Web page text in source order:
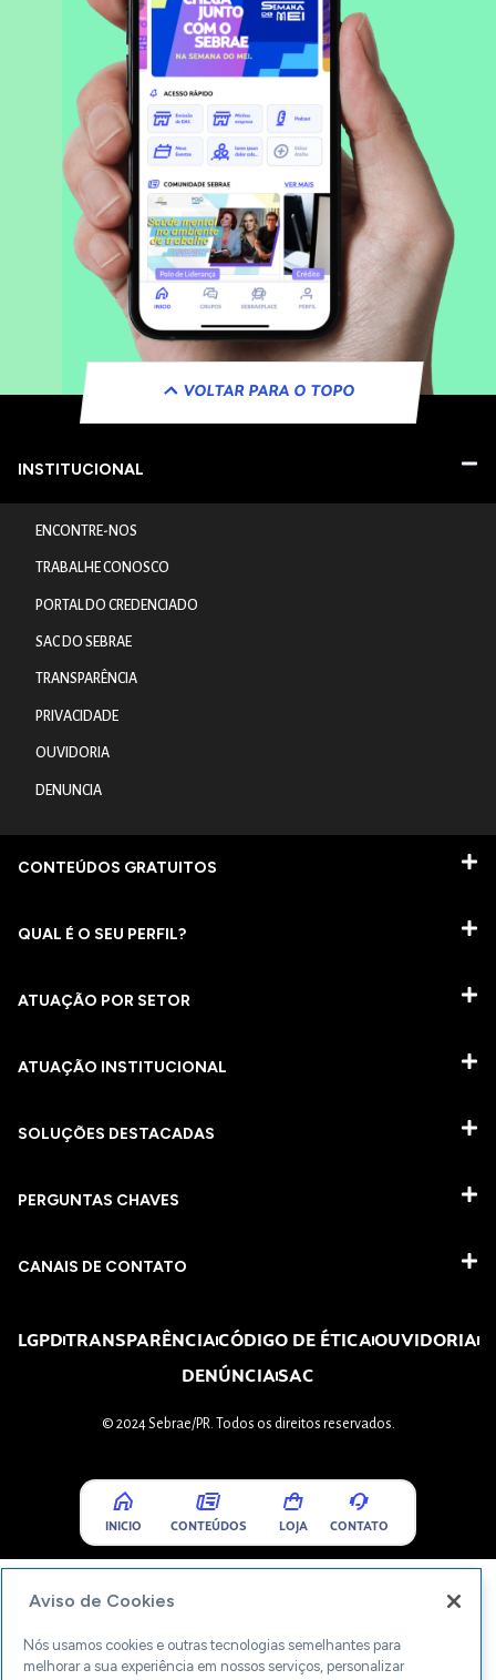
VOLTAR PARA O TOPO
INSTITUCIONAL
ENCONTRE-NOS
TRABALHE CONOSCO
PORTAL DO CREDENCIADO
SAC DO SEBRAE
TRANSPARÊNCIA
PRIVACIDADE
OUVIDORIA
DENUNCIA
CONTEÚDOS GRATUITOS
QUAL É O SEU PERFIL?
ATUAÇÃO POR SETOR
ATUAÇÃO INSTITUCIONAL
SOLUÇÕES DESTACADAS
PERGUNTAS CHAVES​
CANAIS DE CONTATO
LGPDTRANSPARÊNCIACÓDIGO DE ÉTICAOUVIDORIA
DENÚNCIASAC
© 2024 Sebrae/PR. Todos os direitos reservados.
INICIO CONTEÚDOS LOJA CONTATO
Aviso de Cookies
Nós usamos cookies e outras tecnologias semelhantes para
melhorar a sua experiência em nossos serviços, personalizar